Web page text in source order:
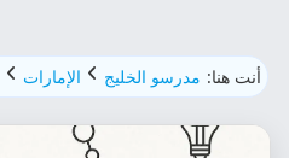
أنت هنا: مدرسو الخليج الإمارات